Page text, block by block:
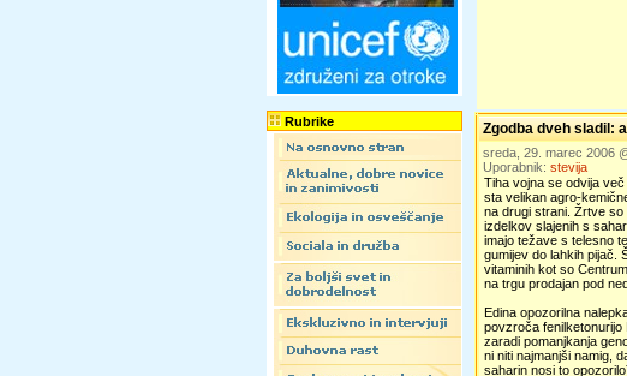
Rubrike Zgodba dveh sladil:
sreda, 29. marec 2006
Uporabnik: stevija
Tiha vojna se odvija
sta velikan agro-
na drugi strani. Žrtve
izdelkov slajenih s
imajo težave s telesno
gumijev do lahkih pijač.
vitaminih kot so
na trgu prodajan pod
Edina opozorilna
povzroča fenilketonurijo
zaradi pomanjkanja
ni niti najmanjši namig,
saharin nosi to